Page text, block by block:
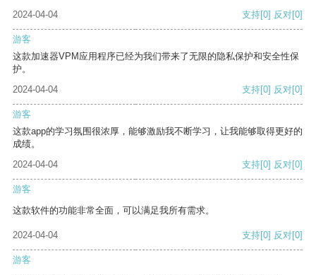
2024-04-04 支持[0] 反对[0]
游客
这款加速器VPM应用程序已经为我们带来了无限的隐私保护和安全性保
护。
2024-04-04
支持[0] 反对[0]
游客
这款app的学习氛围很浓厚，能够激励我不断学习，让我能够取得更好的
成绩。
2024-04-04
支持[0] 反对[0]
游客
这款软件的功能非常全面，可以满足我所有需求。
2024-04-04 支持[0] 反对[0]
游客